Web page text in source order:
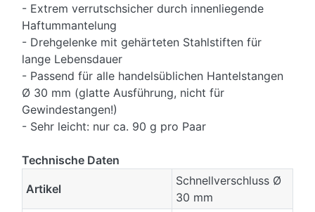
- Extrem verrutschsicher durch innenliegende
Haftummantelung
- Drehgelenke mit gehärteten Stahlstiften für
lange Lebensdauer
- Passend für alle handelsüblichen Hantelstangen
Ø 30 mm (glatte Ausführung, nicht für
Gewindestangen!)
- Sehr leicht: nur ca. 90 g pro Paar
Technische Daten
Artikel
Schnellverschluss Ø
30 mm